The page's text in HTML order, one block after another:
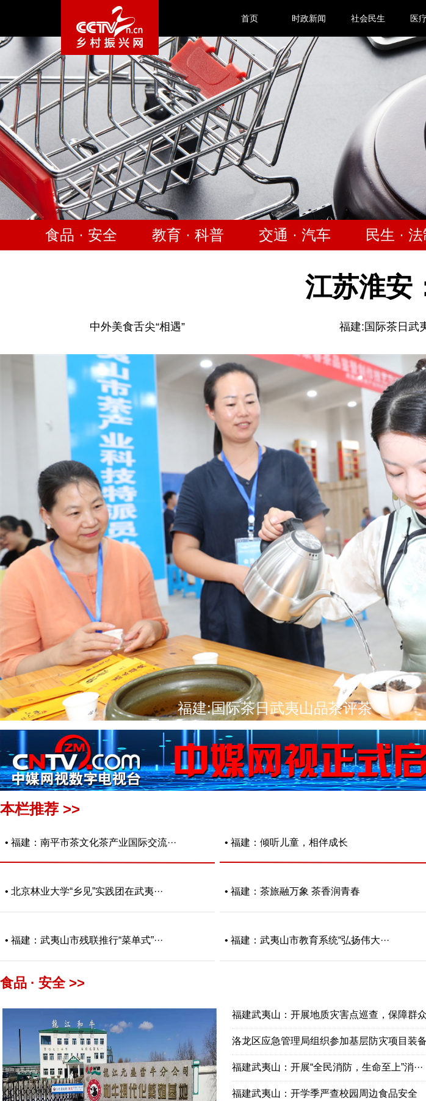
首页 时政新闻 社会民生 医
食品 · 安全 教育 · 科普 交通 · 汽车 民生 · 法
江苏淮安
中外美食舌尖“相遇” 福建:国际茶日武
福建：2025武夷山马拉松赛鸣枪开跑
新乡市举行 2025 年 119 消防宣传月活动启动仪式暨冬春火灾
福建建瓯：以传统文化精髓滋养青少年
福建:国际茶日武夷山品茶评茶
福建：南平市茶文化茶产业国际交流合作研讨会在武
本栏推荐 >>
• 福建：南平市茶文化茶产业国际交流··· • 福建：倾听儿童，相伴成长
• 北京林业大学“乡见”实践团在武夷··· • 福建：茶旅融万象 茶香润青春
• 福建：武夷山市残联推行“菜单式”··· • 福建：武夷山市教育系统“弘扬伟大···
食品 · 安全 >>
福建武夷山：开展地质灾害点巡查，保障群众
洛龙区应急管理局组织参加基层防灾项目装备
福建武夷山：开展“全民消防，生命至上”消···
福建武夷山：开学季严查校园周边食品安全